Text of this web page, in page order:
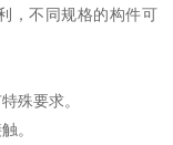
，不同规格的构件可
殊要求。
。